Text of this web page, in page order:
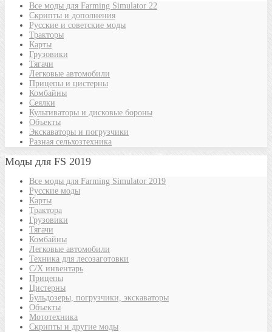
Все моды для Farming Simulator 22
Скрипты и дополнения
Русские и советские моды
Тракторы
Карты
Грузовики
Тягачи
Легковые автомобили
Прицепы и цистерны
Комбайны
Сеялки
Культиваторы и дисковые бороны
Объекты
Экскаваторы и погрузчики
Разная сельхозтехника
Моды для FS 2019
Все моды для Farming Simulator 2019
Русские моды
Карты
Трактора
Грузовики
Тягачи
Комбайны
Легковые автомобили
Техника для лесозаготовки
С/Х инвентарь
Прицепы
Цистерны
Бульдозеры, погрузчики, экскаваторы
Объекты
Мототехника
Скрипты и другие моды